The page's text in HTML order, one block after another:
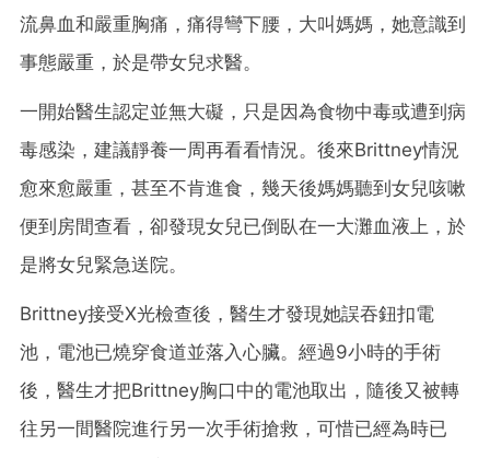
流鼻血和嚴重胸痛，痛得彎下腰，大叫媽媽，她意識到
事態嚴重，於是帶女兒求醫。
一開始醫生認定並無大礙，只是因為食物中毒或遭到病
毒感染，建議靜養一周再看看情況。後來Brittney情況
愈來愈嚴重，甚至不肯進食，幾天後媽媽聽到女兒咳嗽
便到房間查看，卻發現女兒已倒臥在一大灘血液上，於
是將女兒緊急送院。
Brittney接受X光檢查後，醫生才發現她誤吞鈕扣電
池，電池已燒穿食道並落入心臟。經過9小時的手術
後，醫生才把Brittney胸口中的電池取出，隨後又被轉
往另一間醫院進行另一次手術搶救，可惜已經為時已